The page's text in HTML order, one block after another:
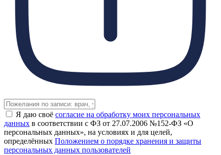
Я даю своё согласие на обработку моих персональных
данных в соответствии с ФЗ от 27.07.2006 №152-ФЗ «О
персональных данных», на условиях и для целей,
определённых Положением о порядке хранения и защиты
персональных данных пользователей